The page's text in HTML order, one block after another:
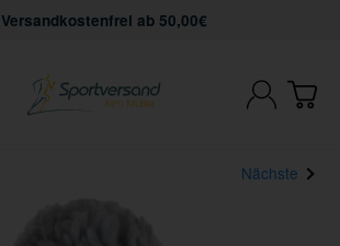
Versandkostenfrei ab 50,00€
Nächste